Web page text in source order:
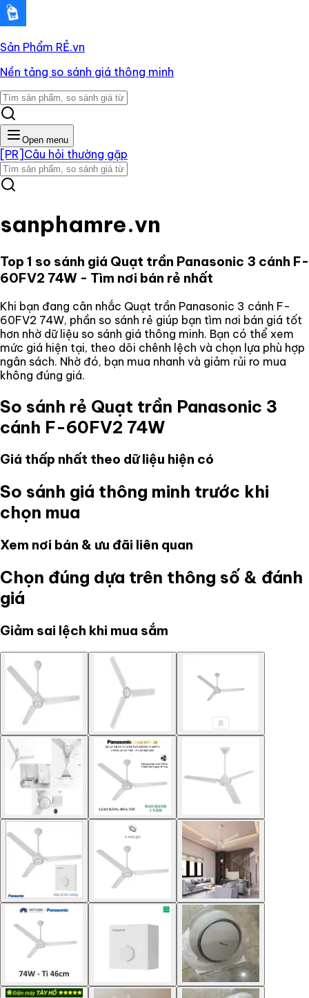
Sản Phẩm RẺ.vn
Nền tảng so sánh giá thông minh
Open menu
[PR] Câu hỏi thường gặp
sanphamre.vn
Top 1 so sánh giá Quạt trần Panasonic 3 cánh F-
60FV2 74W - Tìm nơi bán rẻ nhất
Khi bạn đang cân nhắc Quạt trần Panasonic 3 cánh F-
60FV2 74W, phần so sánh rẻ giúp bạn tìm nơi bán giá tốt
hơn nhờ dữ liệu so sánh giá thông minh. Bạn có thể xem
mức giá hiện tại, theo dõi chênh lệch và chọn lựa phù hợp
ngân sách. Nhờ đó, bạn mua nhanh và giảm rủi ro mua
không đúng giá.
So sánh rẻ Quạt trần Panasonic 3
cánh F-60FV2 74W
Giá thấp nhất theo dữ liệu hiện có
So sánh giá thông minh trước khi
chọn mua
Xem nơi bán & ưu đãi liên quan
Chọn đúng dựa trên thông số & đánh
giá
Giảm sai lệch khi mua sắm